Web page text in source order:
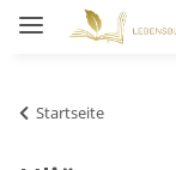
Startseite